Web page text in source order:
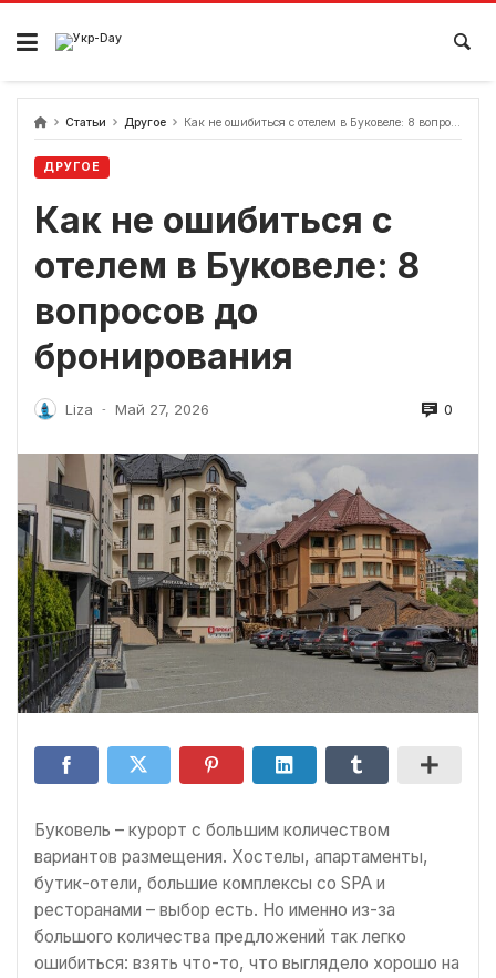
перейти
содержанию
Статьи Другое Как не ошибиться с отелем в Буковеле: 8 вопросов до бронирования
ДРУГОЕ
Как не ошибиться с
отелем в Буковеле: 8
вопросов до
бронирования
Liza - Май 27, 2026 0
Буковель – курорт с большим количеством
вариантов размещения. Хостелы, апартаменты,
бутик-отели, большие комплексы со SPA и
ресторанами – выбор есть. Но именно из-за
большого количества предложений так легко
ошибиться: взять что-то, что выглядело хорошо на